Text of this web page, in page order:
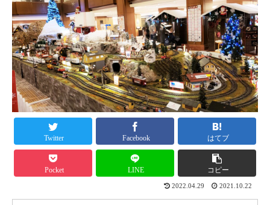
Twitter Facebook はてブ
Pocket LINE コピー
2022.04.29 2021.10.22